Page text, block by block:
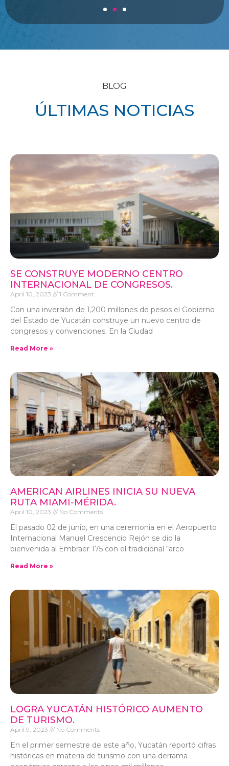
BLOG
ÚLTIMAS NOTICIAS
SE CONSTRUYE MODERNO CENTRO
INTERNACIONAL DE CONGRESOS.
April 10, 2023 1 Comment
Con una inversión de 1,200 millones de pesos el Gobierno
del Estado de Yucatán construye un nuevo centro de
congresos y convenciones. En la Ciudad
Read More »
AMERICAN AIRLINES INICIA SU NUEVA
RUTA MIAMI-MÉRIDA.
April 10, 2023 No Comments
El pasado 02 de junio, en una ceremonia en el Aeropuerto
Internacional Manuel Crescencio Rejón se dio la
bienvenida al Embraer 175 con el tradicional “arco
Read More »
LOGRA YUCATÁN HISTÓRICO AUMENTO
DE TURISMO.
April 9, 2023 No Comments
En el primer semestre de este año, Yucatán reportó cifras
históricas en materia de turismo con una derrama